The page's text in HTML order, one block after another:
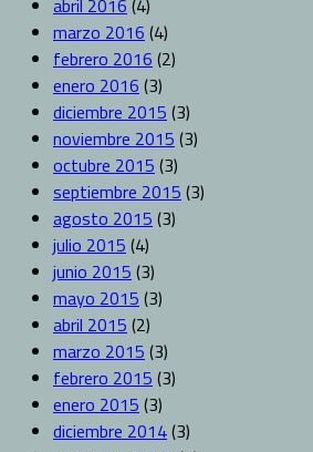
abril 2016 (4)
marzo 2016 (4)
febrero 2016 (2)
enero 2016 (3)
diciembre 2015 (3)
noviembre 2015 (3)
octubre 2015 (3)
septiembre 2015 (3)
agosto 2015 (3)
julio 2015 (4)
junio 2015 (3)
mayo 2015 (3)
abril 2015 (2)
marzo 2015 (3)
febrero 2015 (3)
enero 2015 (3)
diciembre 2014(3)